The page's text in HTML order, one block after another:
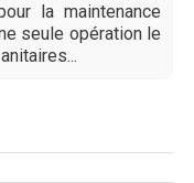
la maintenance
seule opération le